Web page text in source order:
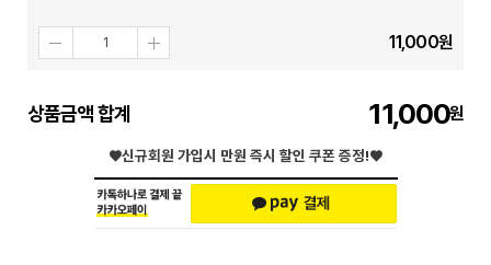
11,000원
상품금액 합계 11,000
♥신규회원 가입시 만원 즉시 할인 쿠폰 증정!♥